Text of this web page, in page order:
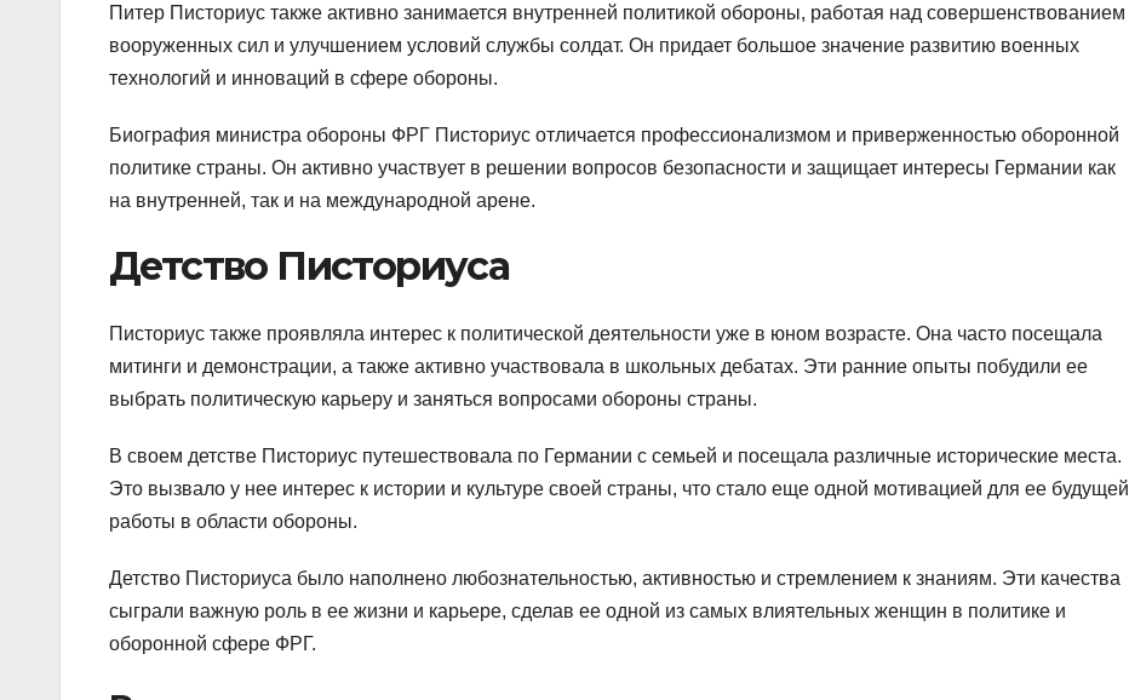
Питер Писториус также активно занимается внутренней политикой обороны, работая над совершенствованием
вооруженных сил и улучшением условий службы солдат. Он придает большое значение развитию военных
технологий и инноваций в сфере обороны.
Биография министра обороны ФРГ Писториус отличается профессионализмом и приверженностью оборонной
политике страны. Он активно участвует в решении вопросов безопасности и защищает интересы Германии как
на внутренней, так и на международной арене.
Детство Писториуса
Писториус также проявляла интерес к политической деятельности уже в юном возрасте. Она часто посещала
митинги и демонстрации, а также активно участвовала в школьных дебатах. Эти ранние опыты побудили ее
выбрать политическую карьеру и заняться вопросами обороны страны.
В своем детстве Писториус путешествовала по Германии с семьей и посещала различные исторические места.
Это вызвало у нее интерес к истории и культуре своей страны, что стало еще одной мотивацией для ее будущей
работы в области обороны.
Детство Писториуса было наполнено любознательностью, активностью и стремлением к знаниям. Эти качества
сыграли важную роль в ее жизни и карьере, сделав ее одной из самых влиятельных женщин в политике и
оборонной сфере ФРГ.